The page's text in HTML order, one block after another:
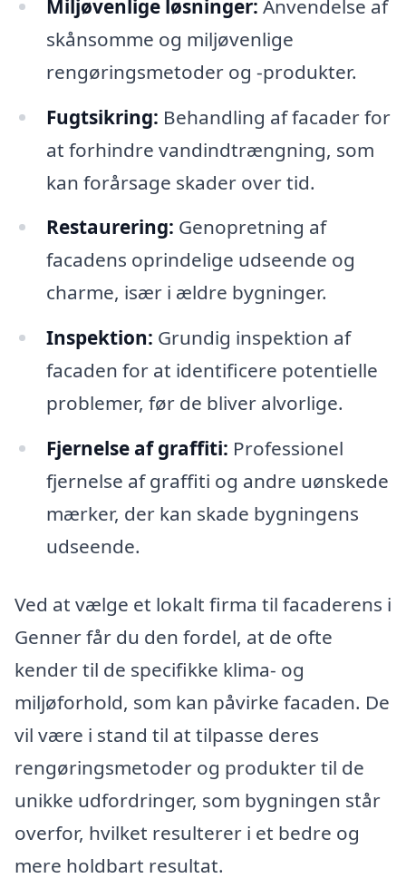
Miljøvenlige løsninger: Anvendelse af
skånsomme og miljøvenlige
rengøringsmetoder og -produkter.
Fugtsikring: Behandling af facader for
at forhindre vandindtrængning, som
kan forårsage skader over tid.
Restaurering: Genopretning af
facadens oprindelige udseende og
charme, især i ældre bygninger.
Inspektion: Grundig inspektion af
facaden for at identificere potentielle
problemer, før de bliver alvorlige.
Fjernelse af graffiti: Professionel
fjernelse af graffiti og andre uønskede
mærker, der kan skade bygningens
udseende.
Ved at vælge et lokalt firma til facaderens i
Genner får du den fordel, at de ofte
kender til de specifikke klima- og
miljøforhold, som kan påvirke facaden. De
vil være i stand til at tilpasse deres
rengøringsmetoder og produkter til de
unikke udfordringer, som bygningen står
overfor, hvilket resulterer i et bedre og
mere holdbart resultat.